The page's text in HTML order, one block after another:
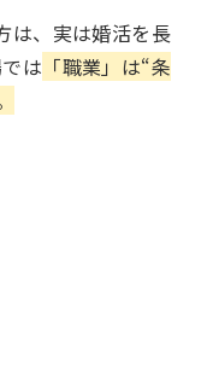
は、実は婚活を長
は 「職業」は“条